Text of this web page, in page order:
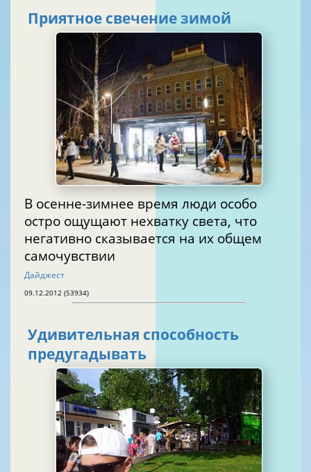
Приятное свечение зимой
В осенне-зимнее время люди особо
остро ощущают нехватку света, что
негативно сказывается на их общем
самочувствии
Дайджест
09.12.2012 (53934)
Удивительная способность
предугадывать